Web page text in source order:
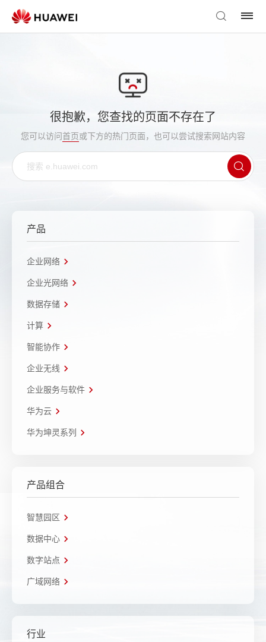
很抱歉，您查找的页面不存在了
您可以访问首页或下方的热门页面，也可以尝试搜索网站内容
产品
企业网络
企业光网络
数据存储
计算
智能协作
企业无线
企业服务与软件
华为云
华为坤灵系列
产品组合
智慧园区
数据中心
数字站点
广域网络
行业